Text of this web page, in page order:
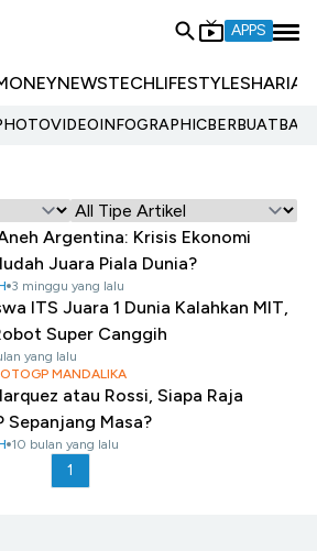
APPS
NEWSTECHLIFESTYLESHARIA
VIDEOINFOGRAPHIC
Argentina: Krisis Ekonomi
Juara Piala Dunia?
3 minggu yang lalu
ITS Juara 1 Dunia Kalahkan MIT,
Super Canggih
yang lalu
MANDALIKA
atau Rossi, Siapa Raja
Sepanjang Masa?
10 bulan yang lalu
1